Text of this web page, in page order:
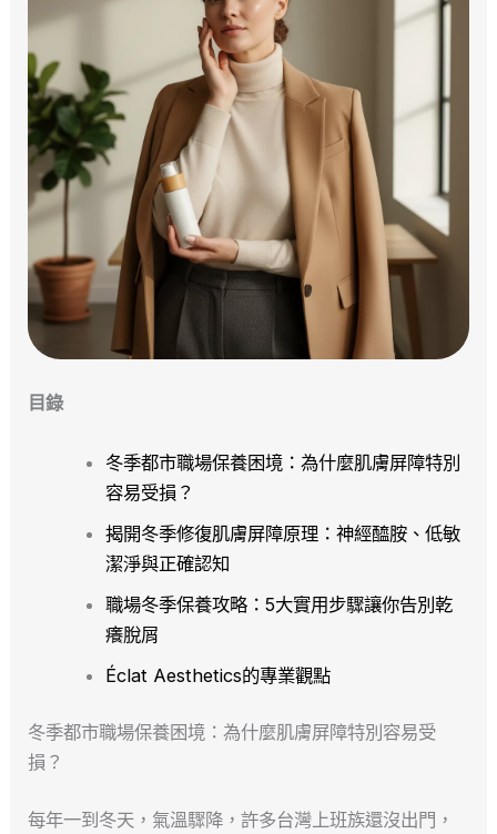
目錄
冬季都市職場保養困境：為什麼肌膚屏障特別
容易受損？
揭開冬季修復肌膚屏障原理：神經醯胺、低敏
潔淨與正確認知
職場冬季保養攻略：5大實用步驟讓你告別乾
癢脫屑
Éclat Aesthetics的專業觀點
冬季都市職場保養困境：為什麼肌膚屏障特別容易受
損？
每年一到冬天，氣溫驟降，許多台灣上班族還沒出門，